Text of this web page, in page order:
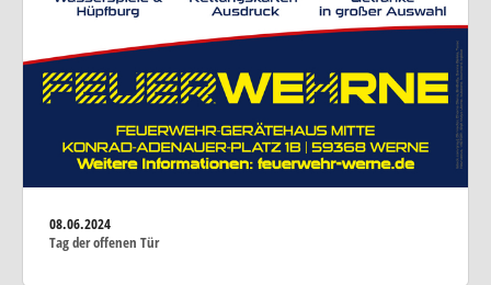
08.06.2024
Tag der offenen Tür